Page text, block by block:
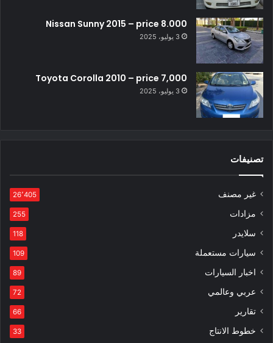
Nissan Sunny 2015 – price 8.000
3 يوليو، 2025
Toyota Corolla 2010 – price 7,000
3 يوليو، 2025
تصنيفات
غير مصنف 26٬405
مزادات 255
سلايدر 118
سيارات مستعملة 109
اخبار السيارات 89
عربي وعالمي 72
تقارير 66
خطوط الانتاج 33